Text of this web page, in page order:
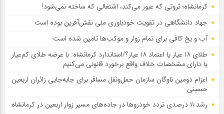
کرمانشاه؛ ثروتی که عبور می‌کند، اشتغالی که ساخته نمی‌شود!
جهاد دانشگاهی در تقویت خودباوری ملی نقش‌آفرین بوده است
آب و یخ کافی برای تمام زوار و موکب‌ها تامین شده است
طلای ۱۸ عیار یا اعتماد ۱۸ عیار؟/استاندارد کرمانشاه: با عرضه طلای کم‌عیار
یا دارای مشخصات خلاف واقع برخورد قانونی می‌کنیم
اعزام دومین ناوگان سازمان حمل‌ونقل مسافر برای جابه‌جایی زائران اربعین
حسینی
رشد ۱۱ درصدی تردد خودروها در جاده‌های مسیر زوار اربعین در کرمانشاه